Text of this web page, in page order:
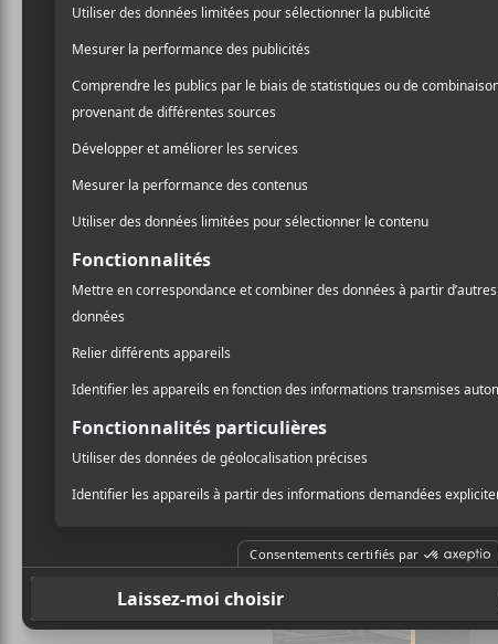
Le feu n’a pas laissé